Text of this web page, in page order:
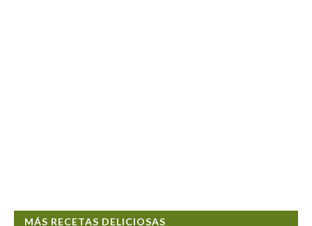
MÁS RECETAS DELICIOSAS